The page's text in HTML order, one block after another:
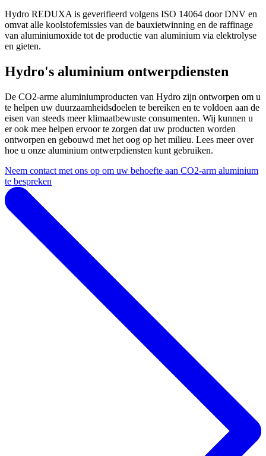
Hydro REDUXA is geverifieerd volgens ISO 14064 door DNV en
omvat alle koolstofemissies van de bauxietwinning en de raffinage
van aluminiumoxide tot de productie van aluminium via elektrolyse
en gieten.
Hydro's aluminium ontwerpdiensten
De CO2-arme aluminiumproducten van Hydro zijn ontworpen om u
te helpen uw duurzaamheidsdoelen te bereiken en te voldoen aan de
eisen van steeds meer klimaatbewuste consumenten. Wij kunnen u
er ook mee helpen ervoor te zorgen dat uw producten worden
ontworpen en gebouwd met het oog op het milieu. Lees meer over
hoe u onze aluminium ontwerpdiensten kunt gebruiken.
Neem contact met ons op om uw behoefte aan CO2-arm aluminium
te bespreken